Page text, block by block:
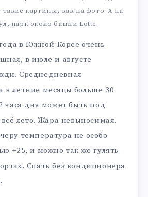
такие картины, как на фото. А на
парк около башни Lotte.
в Южной Корее очень
в июле и августе
Среднедневная
в летние месяцы больше 30
часа дня может быть под
всё лето. Жара невыносимая.
температура не особо
+25, и можно так же гулять
Спать без кондиционера